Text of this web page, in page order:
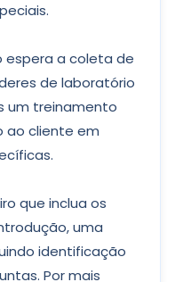
espera a coleta de
de laboratório
um treinamento
ao cliente em
que inclua os
uma
identificação
Por mais